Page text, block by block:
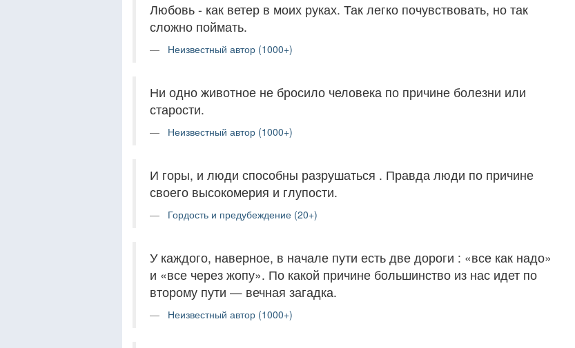
Любовь - как ветер в моих руках. Так легко почувствовать, но так
сложно поймать.
Неизвестный автор (1000+)
Ни одно животное не бросило человека по причине болезни или
старости.
Неизвестный автор (1000+)
И горы, и люди способны разрушаться . Правда люди по причине
своего высокомерия и глупости.
Гордость и предубеждение (20+)
У каждого, наверное, в начале пути есть две дороги : «все как надо»
и «все через жопу». По какой причине большинство из нас идет по
второму пути — вечная загадка.
Неизвестный автор (1000+)